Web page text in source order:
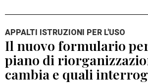
APPALTI ISTRUZIONI PER L'USO
Il nuovo formulario
piano di
cambia e quali